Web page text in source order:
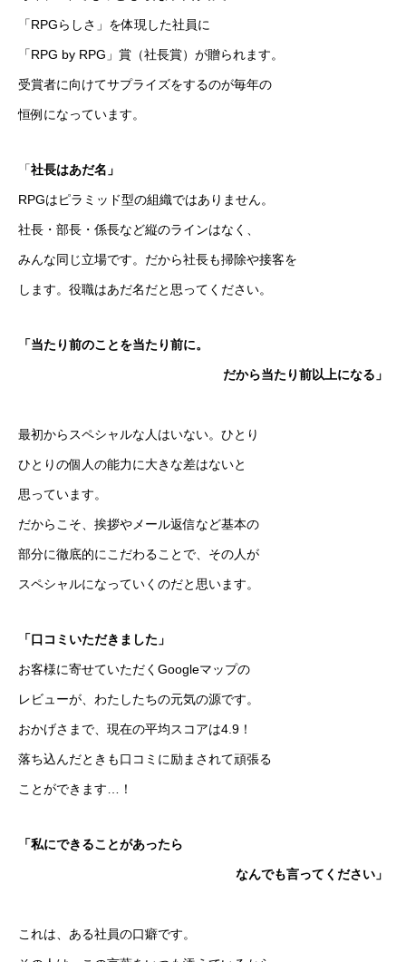
「RPGらしさ」を体現した社員に
「RPG by RPG」賞（社長賞）が贈られます。
受賞者に向けてサプライズをするのが毎年の
恒例になっています。
「社長はあだ名」
RPGはピラミッド型の組織ではありません。
社長・部長・係長など縦のラインはなく、
みんな同じ立場です。だから社長も掃除や接客を
します。役職はあだ名だと思ってください。
「当たり前のことを当たり前に。
だから当たり前以上になる」
最初からスペシャルな人はいない。ひとり
ひとりの個人の能力に大きな差はないと
思っています。
だからこそ、挨拶やメール返信など基本の
部分に徹底的にこだわることで、その人が
スペシャルになっていくのだと思います。
「口コミいただきました」
お客様に寄せていただくGoogleマップの
レビューが、わたしたちの元気の源です。
おかげさまで、現在の平均スコアは4.9！
落ち込んだときも口コミに励まされて頑張る
ことができます…！
「私にできることがあったら
なんでも言ってください」
これは、ある社員の口癖です。